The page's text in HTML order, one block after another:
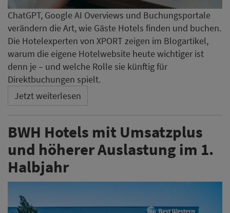
ChatGPT, Google AI Overviews und Buchungsportale
verändern die Art, wie Gäste Hotels finden und buchen.
Die Hotelexperten von XPORT zeigen im Blogartikel,
warum die eigene Hotelwebsite heute wichtiger ist
denn je – und welche Rolle sie künftig für
Direktbuchungen spielt.
Jetzt weiterlesen
BWH Hotels mit Umsatzplus
und höherer Auslastung im 1.
Halbjahr